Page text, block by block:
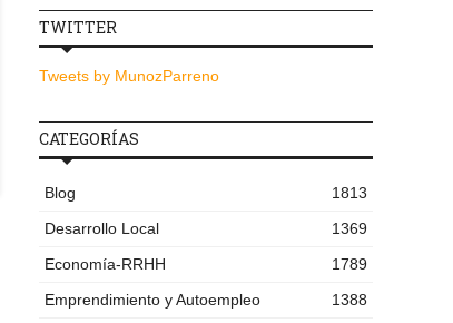
TWITTER
Tweets by MunozParreno
CATEGORÍAS
Blog
1813
Desarrollo Local
1369
Economía-RRHH
1789
Emprendimiento y Autoempleo
1388